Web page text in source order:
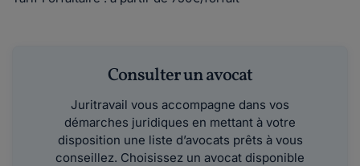
Consulter un avocat
Juritravail vous accompagne dans vos
démarches juridiques en mettant à votre
disposition une liste d’avocats prêts à vous
conseillez. Choisissez un avocat disponible